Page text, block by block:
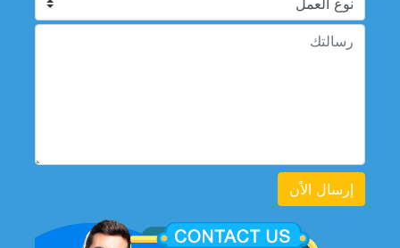
إرسال الاًن